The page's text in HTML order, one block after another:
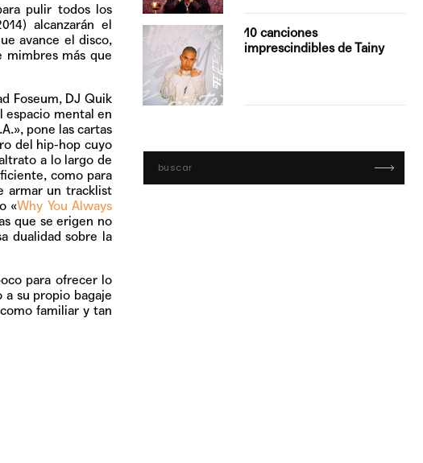
pulir todos los
alcanzarán el
avance el disco,
mimbres más que
Foseum, DJ Quik
espacio mental en
, pone las cartas
del hip-hop cuyo
a lo largo de
como para
armar un tracklist
«Why You Always
que se erigen no
dualidad sobre la
para ofrecer lo
su propio bagaje
familiar y tan
con Boza
'Bucle', el…
10 canciones
imprescindibles de Tainy